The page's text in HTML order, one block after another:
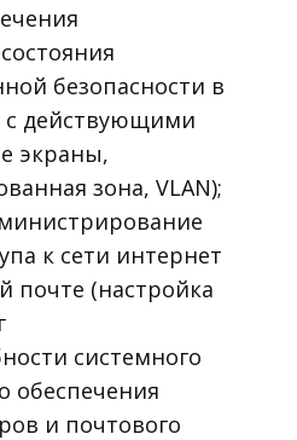
безопасности в
с действующими
экраны,
зона, VLAN);
к сети интернет
почте (настройка
системного
обеспечения
и почтового